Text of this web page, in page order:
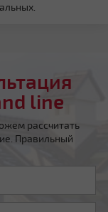
line
рассчитать
Правильный